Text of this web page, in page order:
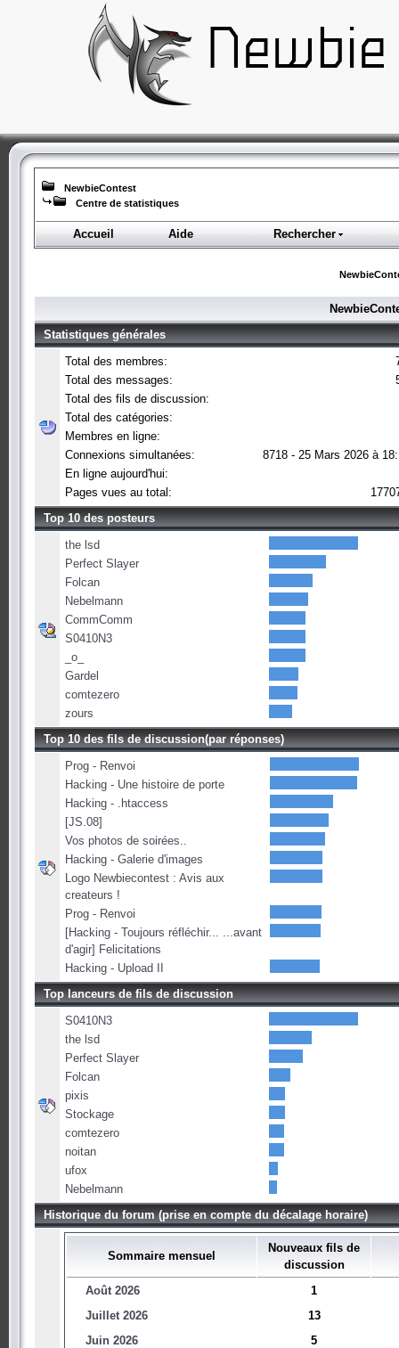
NewbieContest
Centre de statistiques
Accueil Aide Rechercher
Statistiques générales
Total des membres:
Total des messages:
Total des fils de discussion:
Total des catégories:
Membres en ligne:
Connexions simultanées:
8718 - 25 Mars 2026 à
En ligne aujourd'hui:
Pages vues au total:
Top 10 des posteurs
the lsd
Perfect Slayer
Folcan
Nebelmann
CommComm
S0410N3
_o_
Gardel
comtezero
zours
Top 10 des fils de discussion(par réponses)
Prog - Renvoi
Hacking - Une histoire de porte
Hacking - .htaccess
[JS.08]
Vos photos de soirées..
Hacking - Galerie d'images
Logo Newbiecontest : Avis aux
createurs !
Prog - Renvoi
[Hacking - Toujours réfléchir... ...avant
d'agir] Felicitations
Hacking - Upload II
Top lanceurs de fils de discussion
S0410N3
the lsd
Perfect Slayer
Folcan
pixis
Stockage
comtezero
noitan
ufox
Nebelmann
Historique du forum (prise en compte du décalage horaire)
Sommaire mensuel
Nouveaux fils de
discussion
Août 2026
1
Juillet 2026
13
Juin 2026
5